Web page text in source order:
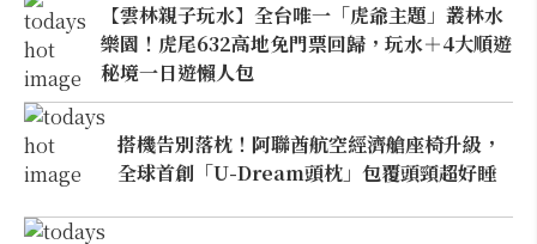
【雲林親子玩水】全台唯一「虎爺主題」叢林水
樂園！虎尾632高地免門票回歸，玩水＋4大順遊
秘境一日遊懶人包
搭機告別落枕！阿聯酋航空經濟艙座椅升級，
全球首創「U-Dream頭枕」包覆頭頸超好睡